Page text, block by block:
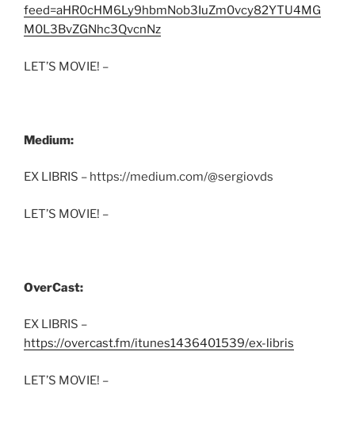
feed=aHR0cHM6Ly9hbmNob3IuZm0vcy82YTU4MG
M0L3BvZGNhc3QvcnNz
LET’S MOVIE! –
Medium:
EX LIBRIS – https://medium.com/@sergiovds
LET’S MOVIE! –
OverCast:
EX LIBRIS –
https://overcast.fm/itunes1436401539/ex-libris
LET’S MOVIE! –